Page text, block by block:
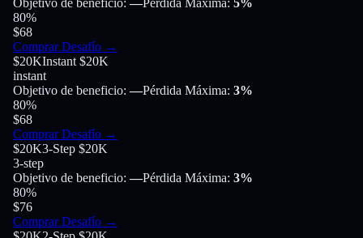
Objetivo de beneficio:—Pérdida Máxima: 5%
80%
$68
Comprar Desafío →
$20KInstant $20K
instant
Objetivo de beneficio:—Pérdida Máxima: 3%
80%
$68
Comprar Desafío →
$20K3-Step $20K
3-step
Objetivo de beneficio:—Pérdida Máxima: 3%
80%
$76
Comprar Desafío →